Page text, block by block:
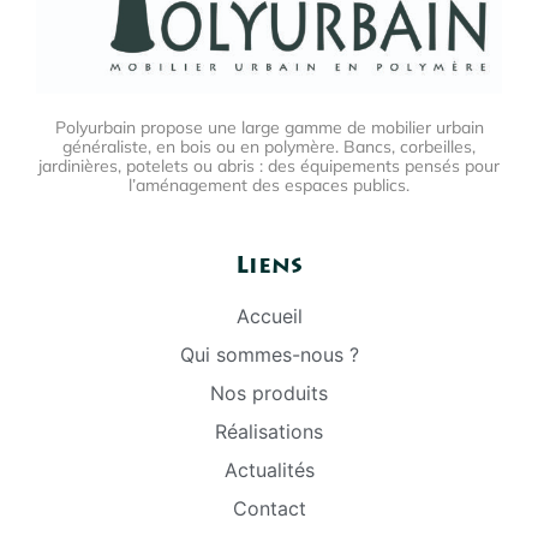
Polyurbain propose une large gamme de mobilier urbain
généraliste, en bois ou en polymère. Bancs, corbeilles,
jardinières, potelets ou abris : des équipements pensés pour
l’aménagement des espaces publics.
Liens
Accueil
Qui sommes-nous ?
Nos produits
Réalisations
Actualités
Contact